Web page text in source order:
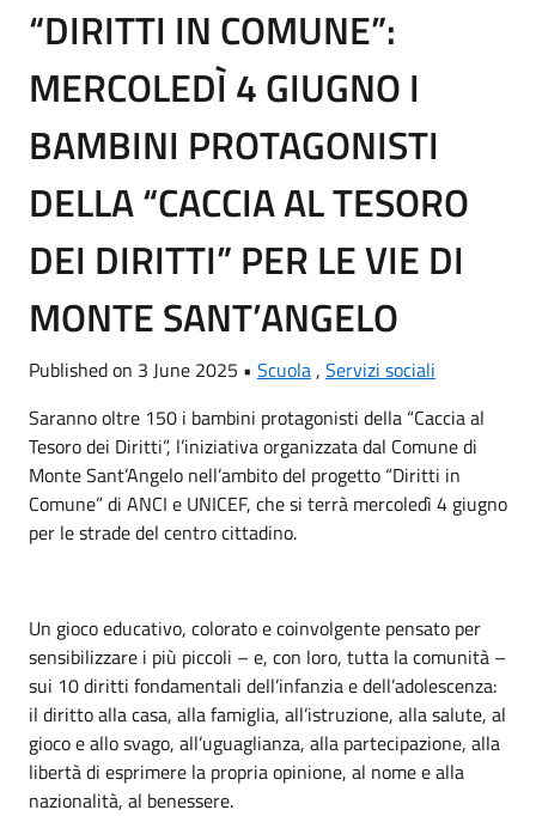
“DIRITTI IN COMUNE”:
MERCOLEDÌ 4 GIUGNO I
BAMBINI PROTAGONISTI
DELLA “CACCIA AL TESORO
DEI DIRITTI” PER LE VIE DI
MONTE SANT’ANGELO
Published on 3 June 2025 • Scuola, Servizi sociali
Saranno oltre 150 i bambini protagonisti della “Caccia al
Tesoro dei Diritti”, l’iniziativa organizzata dal Comune di
Monte Sant’Angelo nell’ambito del progetto “Diritti in
Comune” di ANCI e UNICEF, che si terrà mercoledì 4 giugno
per le strade del centro cittadino.
Un gioco educativo, colorato e coinvolgente pensato per
sensibilizzare i più piccoli – e, con loro, tutta la comunità –
sui 10 diritti fondamentali dell’infanzia e dell’adolescenza:
il diritto alla casa, alla famiglia, all’istruzione, alla salute, al
gioco e allo svago, all’uguaglianza, alla partecipazione, alla
libertà di esprimere la propria opinione, al nome e alla
nazionalità, al benessere.